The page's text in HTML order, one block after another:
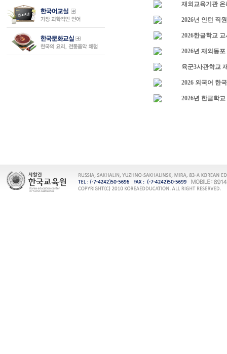
재외교육기관
2026년 인턴 직
2026한글학교
2026년 재외동
육군3사관학교
2026 외국어 한
2026년 한글학